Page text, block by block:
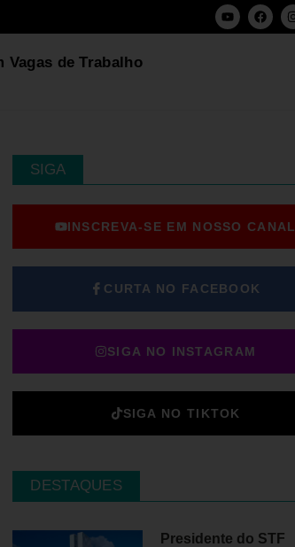
Vagas de Trabalho
SIGA
INSCREVA-SE EM NOSSO CANAL
CURTA NO FACEBOOK
SIGA NO INSTAGRAM
SIGA NO TIKTOK
DESTAQUES
Presidente do STF